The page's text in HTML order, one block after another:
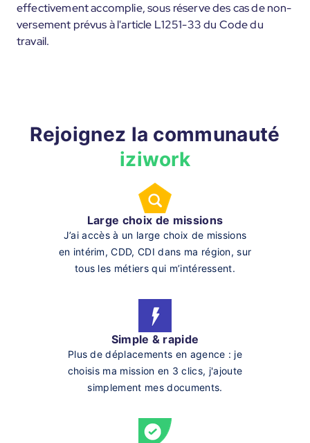
effectivement accomplie, sous réserve des cas de non-
versement prévus à l'article L1251-33 du Code du
travail.
Rejoignez la communauté
iziwork
Large choix de missions
J’ai accès à un large choix de missions
en intérim, CDD, CDI dans ma région, sur
tous les métiers qui m’intéressent.
Simple & rapide
Plus de déplacements en agence : je
choisis ma mission en 3 clics, j'ajoute
simplement mes documents.